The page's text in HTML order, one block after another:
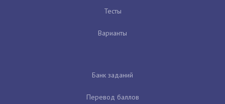
Тесты
Варианты
Банк заданий
Перевод баллов